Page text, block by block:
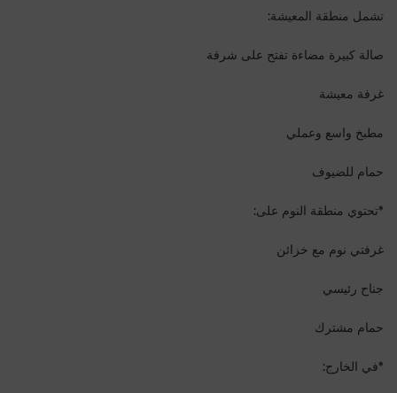
تشمل منطقة المعيشة:
صالة كبيرة مضاءة تفتح على شرفة
غرفة معيشة
مطبخ واسع وعملي
حمام للضيوف
*تحتوي منطقة النوم على:
غرفتي نوم مع خزائن
جناح رئيسي
حمام مشترك
*في الخارج: